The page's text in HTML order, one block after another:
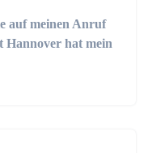
auf meinen Anruf
Hannover hat mein